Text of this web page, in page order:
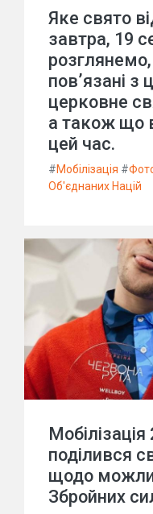
Яке свято
завтра, 19
розглянемо,
пов’язані
церковне
а також що
цей час.
#Мобілізація #
Об'єднаних Націй
поділився
щодо
Збройних